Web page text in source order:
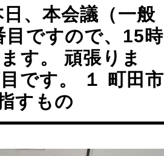
、本会議（一般
目ですので、15時
す。 頑張りま
です。 １ 町田市
すもの